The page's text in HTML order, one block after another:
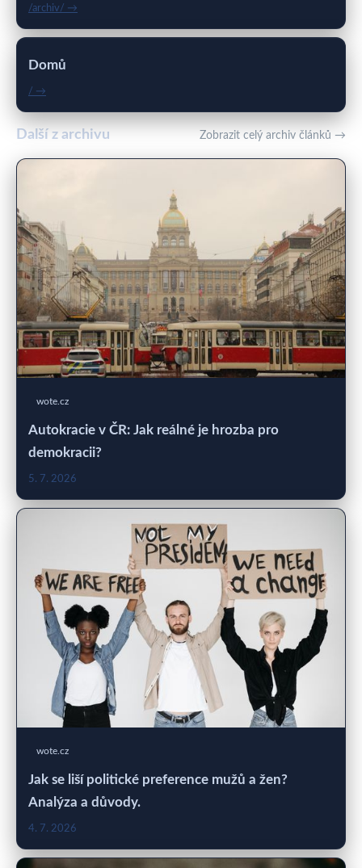
/archiv/ →
Domů
/ →
Další z archivu Zobrazit celý archiv článků →
wote.cz
Autokracie v ČR: Jak reálné je hrozba pro
demokracii?
5. 7. 2026
wote.cz
Jak se liší politické preference mužů a žen?
Analýza a důvody.
4. 7. 2026